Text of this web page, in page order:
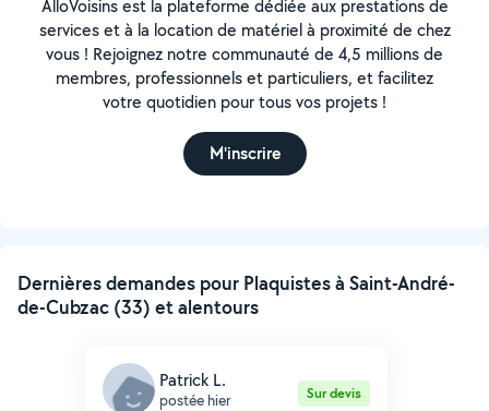
AlloVoisins est la plateforme dédiée aux prestations de
services et à la location de matériel à proximité de chez
vous ! Rejoignez notre communauté de 4,5 millions de
membres, professionnels et particuliers, et facilitez
votre quotidien pour tous vos projets !
M'inscrire
Dernières demandes pour Plaquistes à Saint-André-
de-Cubzac (33) et alentours
Patrick L.
postée hier Sur devis